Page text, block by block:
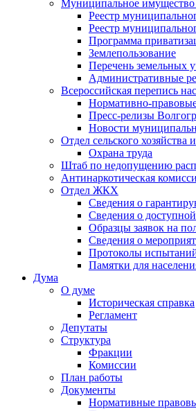
Муниципальное имущество
Реестр
Реестр
Программа
Землепользование
Перечень земельных
Административные
Всероссийская перепись
Нормативно-
Пресс-релизы
Новости
Отдел сельского хозяйства
Охрана труда
Штаб по недопущению
Антинаркотическая
Отдел ЖКХ
Сведения о
Сведения о
Образцы заявок на
Сведения о
Протоколы
Памятки для
Дума
О думе
Историческая справка
Регламент
Депутаты
Структура
Фракции
Комиссии
План работы
Документы
Нормативные